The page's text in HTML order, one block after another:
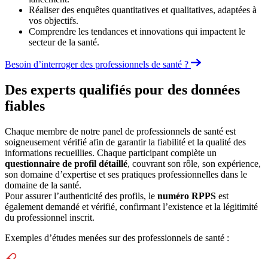
Réaliser des enquêtes quantitatives et qualitatives, adaptées à
vos objectifs.
Comprendre les tendances et innovations qui impactent le
secteur de la santé.
Besoin d’interroger des professionnels de santé ?
Des experts qualifiés pour des données
fiables
Chaque membre de notre panel de professionnels de santé est
soigneusement vérifié afin de garantir la fiabilité et la qualité des
informations recueillies. Chaque participant complète un
questionnaire de profil détaillé, couvrant son rôle, son expérience,
son domaine d’expertise et ses pratiques professionnelles dans le
domaine de la santé.
Pour assurer l’authenticité des profils, le numéro RPPS est
également demandé et vérifié, confirmant l’existence et la légitimité
du professionnel inscrit.
Exemples d’études menées sur des professionnels de santé :